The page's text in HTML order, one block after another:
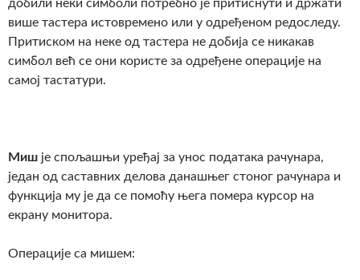
добили неки симболи потребно је притиснути и држати
више тастера истовремено или у одређеном редоследу.
Притиском на неке од тастера не добија се никакав
симбол већ се они користе за одређене операције на
самој тастатури.
Миш је спољашњи уређај за унос података рачунара,
један од саставних делова данашњег стоног рачунара и
функција му је да се помоћу њега помера курсор на
екрану монитора.
Операције са мишем: